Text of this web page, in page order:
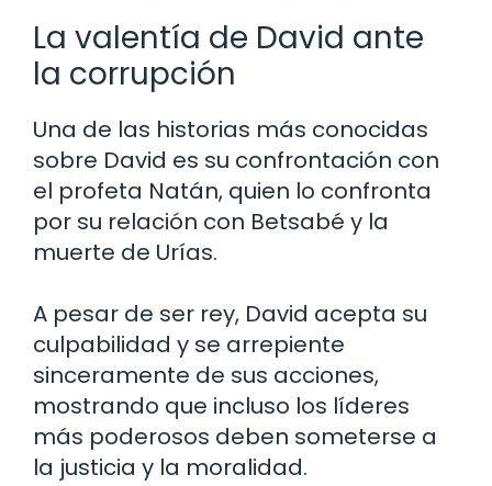
La valentía de David ante
la corrupción
Una de las historias más conocidas
sobre David es su confrontación con
el profeta Natán, quien lo confronta
por su relación con Betsabé y la
muerte de Urías.
A pesar de ser rey, David acepta su
culpabilidad y se arrepiente
sinceramente de sus acciones,
mostrando que incluso los líderes
más poderosos deben someterse a
la justicia y la moralidad.